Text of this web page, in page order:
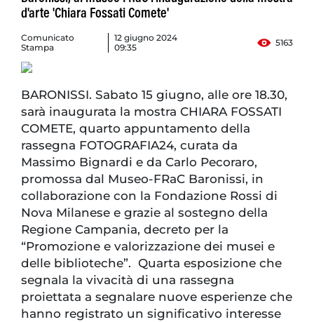
d'arte 'Chiara Fossati Comete'
Comunicato
Stampa
12 giugno 2024
09:35
5163
BARONISSI. Sabato 15 giugno, alle ore 18.30,
sarà inaugurata la mostra CHIARA FOSSATI
COMETE, quarto appuntamento della
rassegna FOTOGRAFIA24, curata da
Massimo Bignardi e da Carlo Pecoraro,
promossa dal Museo-FRaC Baronissi, in
collaborazione con la Fondazione Rossi di
Nova Milanese e grazie al sostegno della
Regione Campania, decreto per la
“Promozione e valorizzazione dei musei e
delle biblioteche”. Quarta esposizione che
segnala la vivacità di una rassegna
proiettata a segnalare nuove esperienze che
hanno registrato un significativo interesse